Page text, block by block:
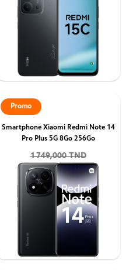
Smartphone Xiaomi Redmi Note 14
Pro Plus 5G 8Go 256Go
1 749,000 TND
1 599,000 TND
Promo